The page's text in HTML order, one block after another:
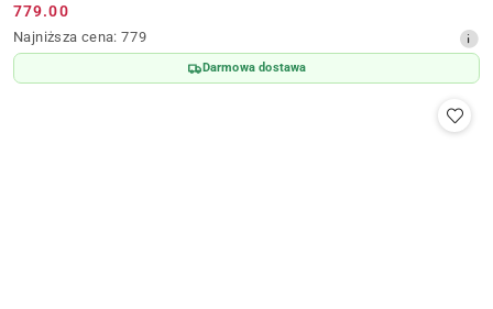
Cena
promocyjna:
779.00
Najniższa
cena
z
Najniższa cena: 779
Darmowa dostawa